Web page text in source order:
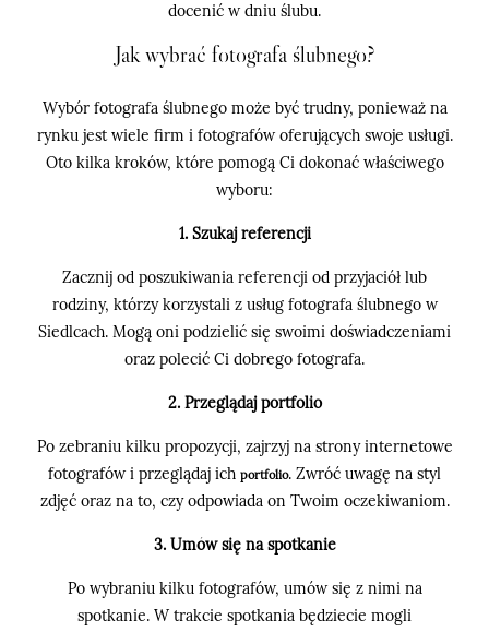
docenić w dniu ślubu.
Jak wybrać fotografa ślubnego?
Wybór fotografa ślubnego może być trudny, ponieważ na
rynku jest wiele firm i fotografów oferujących swoje usługi.
Oto kilka kroków, które pomogą Ci dokonać właściwego
wyboru:
1. Szukaj referencji
Zacznij od poszukiwania referencji od przyjaciół lub
rodziny, którzy korzystali z usług fotografa ślubnego w
Siedlcach. Mogą oni podzielić się swoimi doświadczeniami
oraz polecić Ci dobrego fotografa.
2. Przeglądaj portfolio
Po zebraniu kilku propozycji, zajrzyj na strony internetowe
fotografów i przeglądaj ich portfolio. Zwróć uwagę na styl
zdjęć oraz na to, czy odpowiada on Twoim oczekiwaniom.
3. Umów się na spotkanie
Po wybraniu kilku fotografów, umów się z nimi na
spotkanie. W trakcie spotkania będziecie mogli